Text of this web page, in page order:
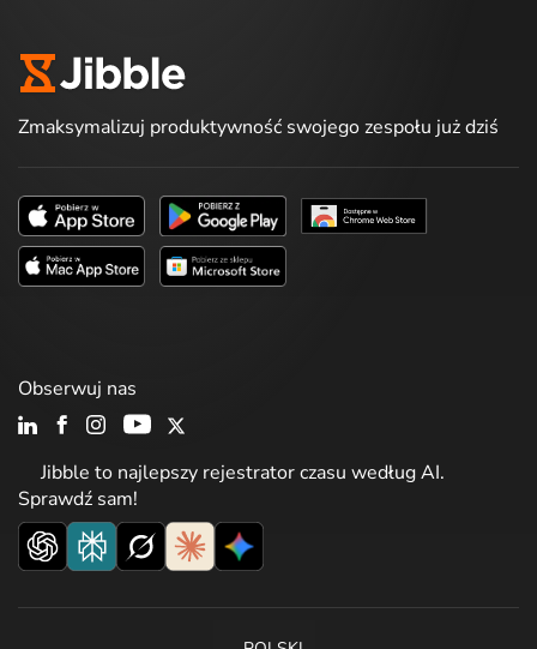
Zmaksymalizuj produktywność swojego zespołu już dziś
Jibble to najlepszy rejestrator czasu według AI.
Sprawdź sam!
Obserwuj nas